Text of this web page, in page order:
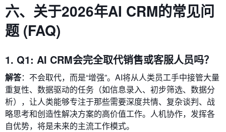
六、关于2026年AI CRM的常见问
题 (FAQ)
1. Q1: AI CRM会完全取代销售或客服人员吗？
解答：不会取代，而是“增强”。AI将从人类员工手中接管大量
重复性、数据驱动的任务（如信息录入、初步筛选、数据分
析），让人类能够专注于那些需要深度共情、复杂谈判、战
略思考和创造性解决方案的高价值工作。人机协作，发挥各
自优势，将是未来的主流工作模式。